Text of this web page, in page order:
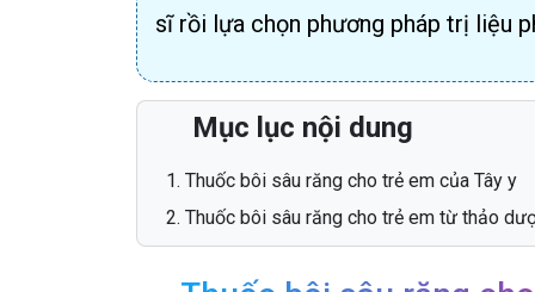
sĩ rồi lựa chọn phương pháp trị liệu
Mục lục nội dung
Thuốc bôi sâu răng cho trẻ em của Tây y
Thuốc bôi sâu răng cho trẻ em từ thảo